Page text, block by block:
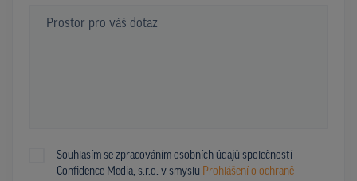
Souhlasím se zpracováním osobních údajů společností
Confidence Media, s.r.o. v smyslu Prohlášení o ochraně